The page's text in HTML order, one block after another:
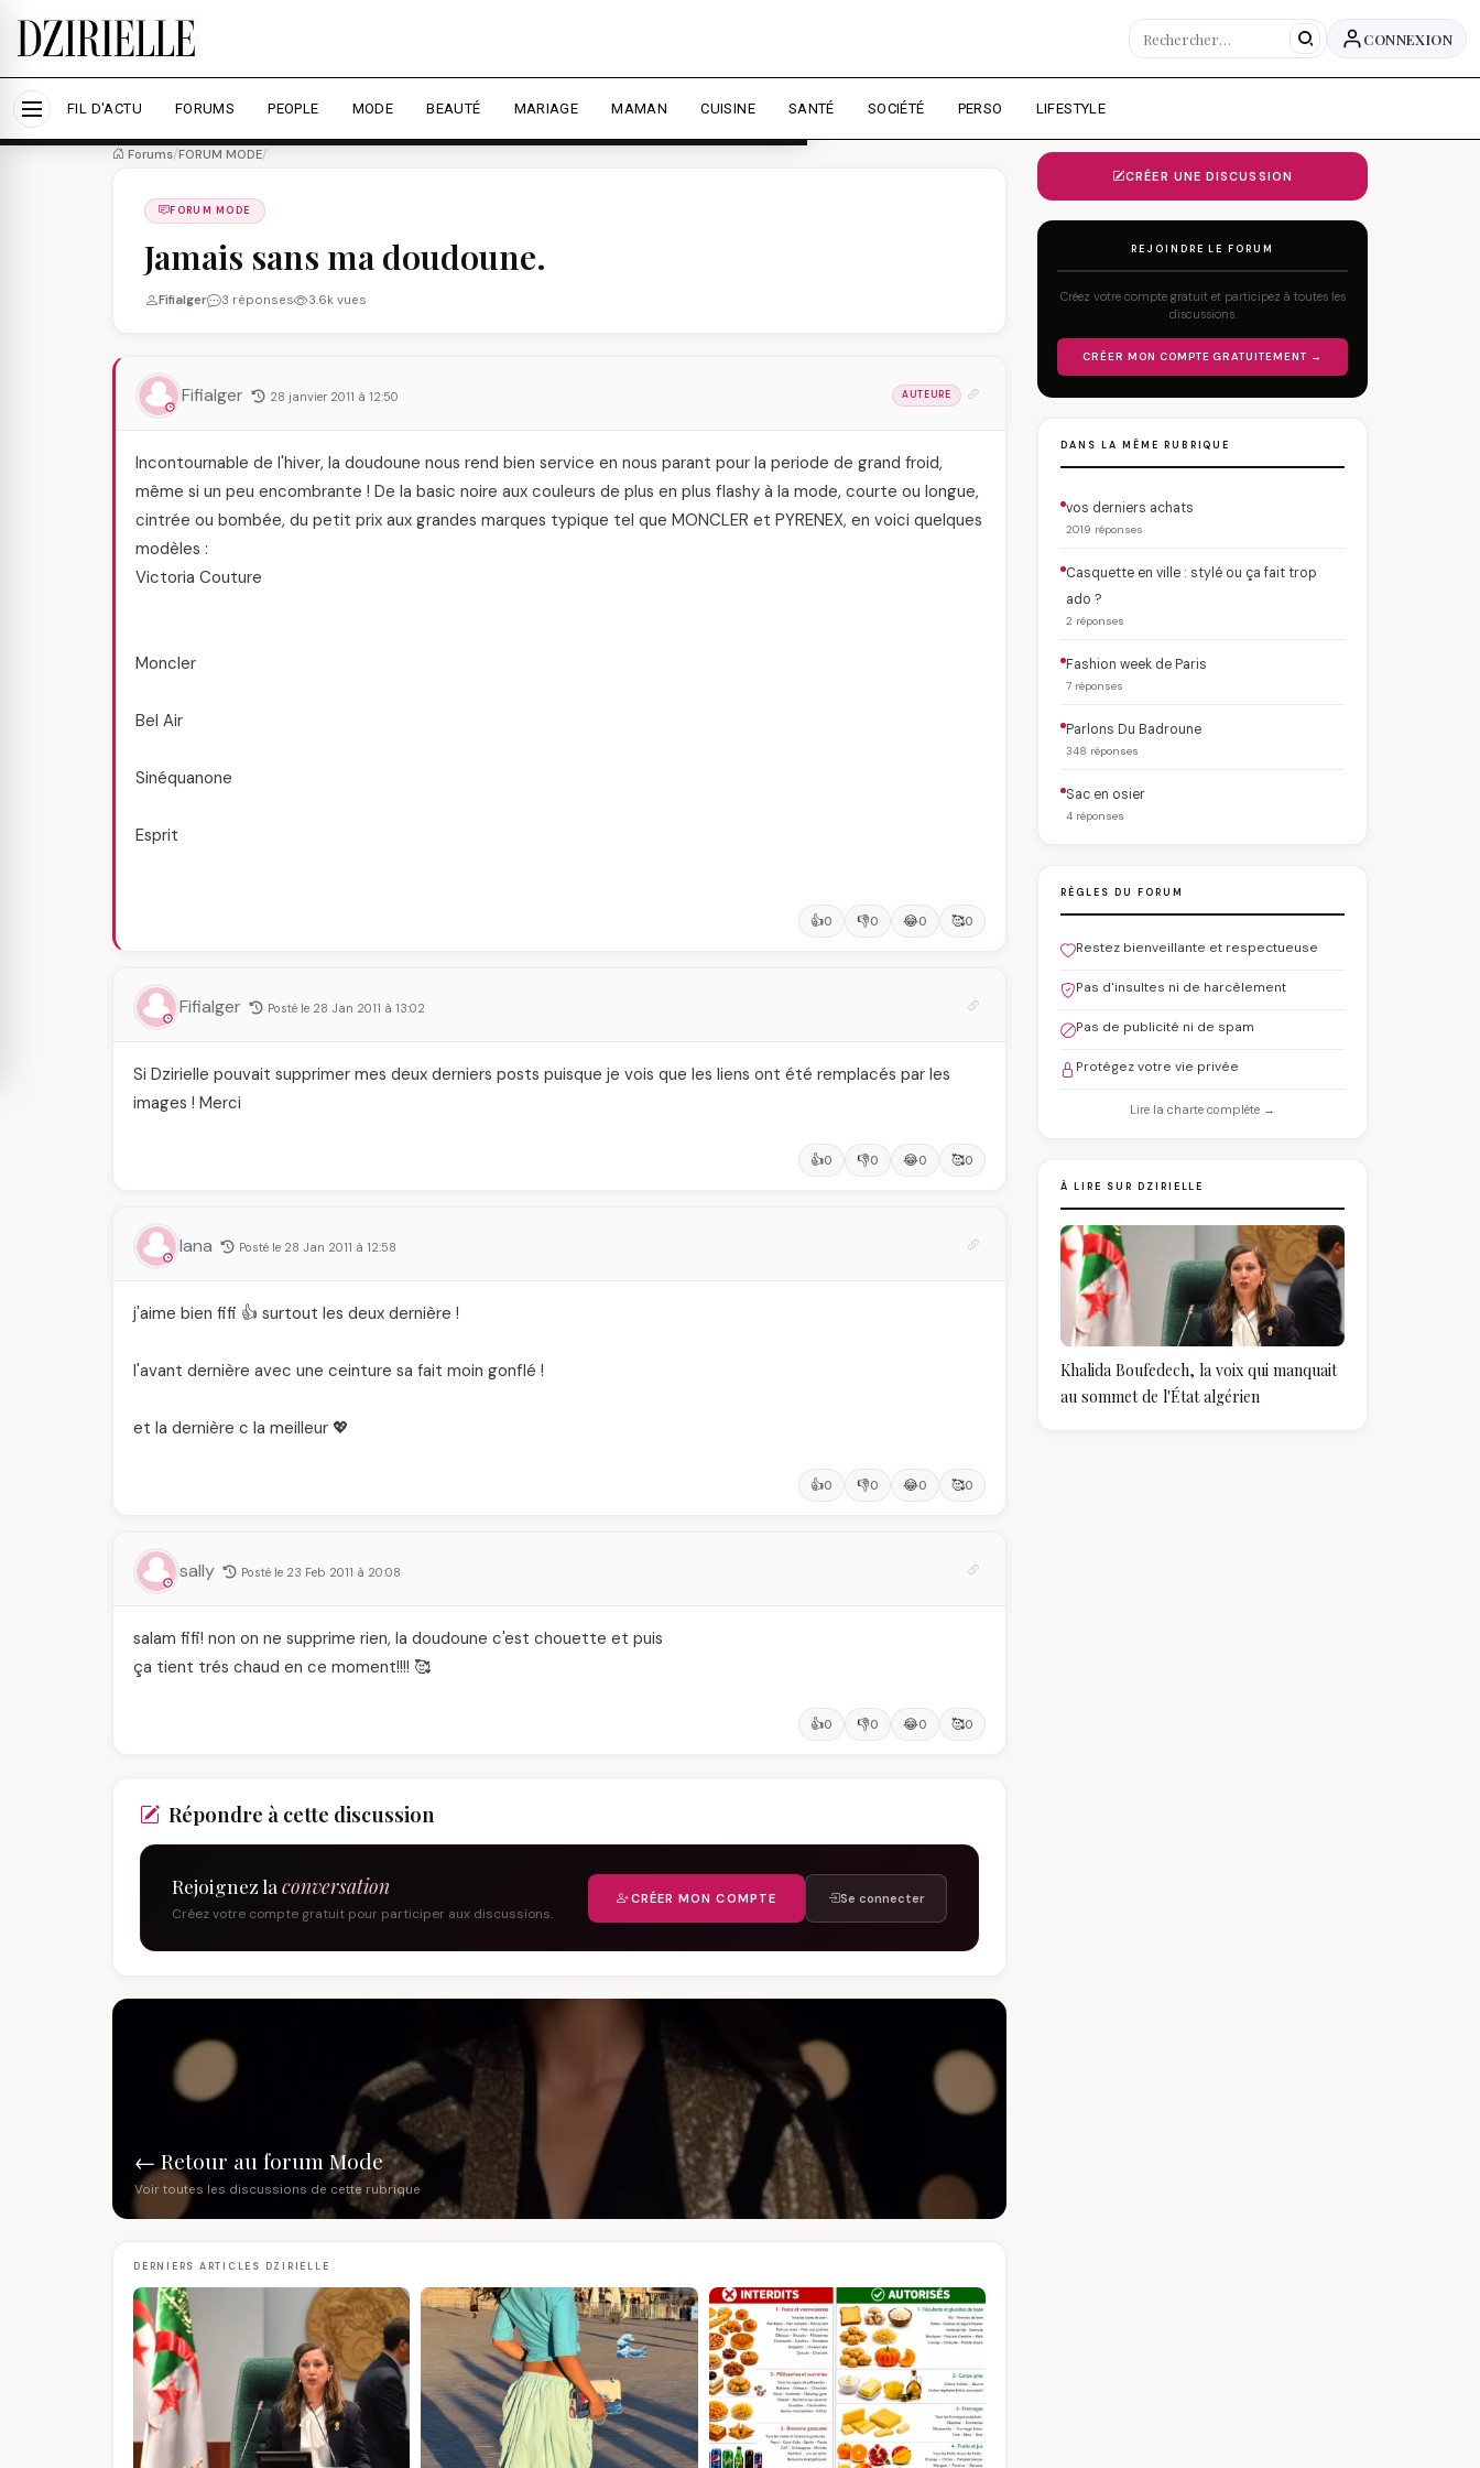
Nous utilisons des cookies pour améliorer votre expérience et mesurer l'audience.
Accepter tout Personnaliser
CONNEXION
FIL D'ACTU FORUMS PEOPLE MODE BEAUTÉ MARIAGE MAMAN CUISINE SANTÉ SOCIÉTÉ PERSO LIFESTYLE
Forums/FORUM MODE/
FORUM MODE
Jamais sans ma doudoune.
Fifialger 3 réponses 3.6k vues
Fifialger 28 janvier 2011 à 12:50 AUTEURE
Incontournable de l'hiver, la doudoune nous rend bien service en nous parant pour la periode de grand froid,
même si un peu encombrante ! De la basic noire aux couleurs de plus en plus flashy à la mode, courte ou longue,
cintrée ou bombée, du petit prix aux grandes marques typique tel que MONCLER et PYRENEX, en voici quelques
modèles :
Victoria Couture
Moncler
Bel Air
Sinéquanone
Esprit
👍0 👎0 😂0 🥰0
Fifialger Posté le 28 Jan 2011 à 13:02
Si Dzirielle pouvait supprimer mes deux derniers posts puisque je vois que les liens ont été remplacés par les
images ! Merci
👍0 👎0 😂0 🥰0
lana Posté le 28 Jan 2011 à 12:58
j'aime bien fifi 👍 surtout les deux dernière !
l'avant dernière avec une ceinture sa fait moin gonflé !
et la dernière c la meilleur 💖
👍0 👎0 😂0 🥰0
sally Posté le 23 Feb 2011 à 20:08
salam fifi! non on ne supprime rien, la doudoune c'est chouette et puis
ça tient trés chaud en ce moment!!!! 🥰
👍0 👎0 😂0 🥰0
Répondre à cette discussion
Rejoignez la conversation
Créez votre compte gratuit pour participer aux discussions.
CRÉER MON COMPTE Se connecter
← Retour au forum Mode
Voir toutes les discussions de cette rubrique
DERNIERS ARTICLES DZIRIELLE
CRÉER UNE DISCUSSION
REJOINDRE LE FORUM
Créez votre compte gratuit et participez à toutes les
discussions.
CRÉER MON COMPTE GRATUITEMENT →
DANS LA MÊME RUBRIQUE
vos derniers achats
2019 réponses
Casquette en ville : stylé ou ça fait trop
ado ?
2 réponses
Fashion week de Paris
7 réponses
Parlons Du Badroune
348 réponses
Sac en osier
4 réponses
RÈGLES DU FORUM
Restez bienveillante et respectueuse
Pas d'insultes ni de harcèlement
Pas de publicité ni de spam
Protégez votre vie privée
Lire la charte complète →
À LIRE SUR DZIRIELLE
Khalida Boufedech, la voix qui manquait
au sommet de l'État algérien